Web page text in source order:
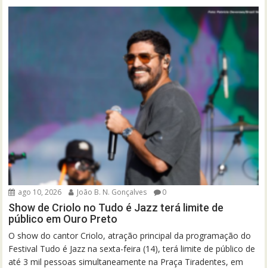
ago 10, 2026 João B. N. Gonçalves 0
Show de Criolo no Tudo é Jazz terá limite de
público em Ouro Preto
O show do cantor Criolo, atração principal da programação do
Festival Tudo é Jazz na sexta-feira (14), terá limite de público de
até 3 mil pessoas simultaneamente na Praça Tiradentes, em